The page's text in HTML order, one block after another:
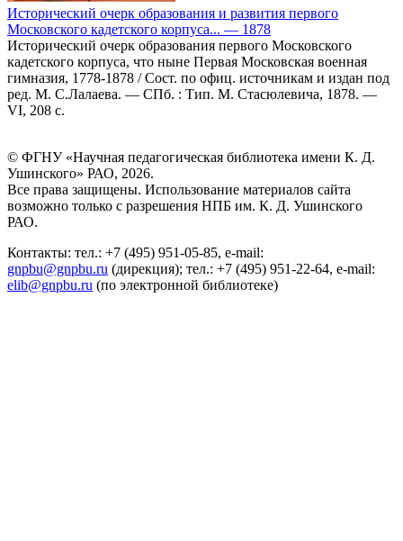
Исторический очерк образования и развития первого
Московского кадетского корпуса... — 1878
Исторический очерк образования первого Московского
кадетского корпуса, что ныне Первая Московская военная
гимназия, 1778-1878 / Сост. по офиц. источникам и издан под
ред. М. С.Лалаева. — СПб. : Тип. М. Стасюлевича, 1878. —
VI, 208 с.
© ФГНУ «Научная педагогическая библиотека имени К. Д.
Ушинского» РАО, 2026.
Все права защищены. Использование материалов сайта
возможно только с разрешения НПБ им. К. Д. Ушинского
РАО.
Контакты: тел.: +7 (495) 951-05-85, e-mail:
gnpbu@gnpbu.ru (дирекция); тел.: +7 (495) 951-22-64, e-mail:
elib@gnpbu.ru (по электронной библиотеке)